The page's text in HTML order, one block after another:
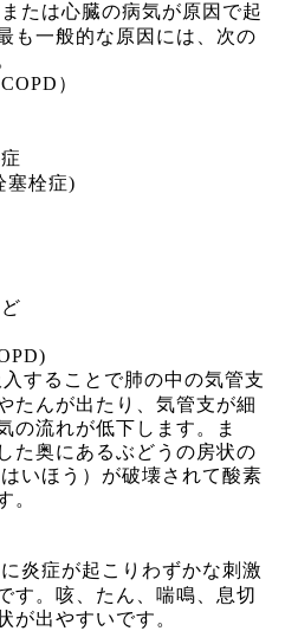
たは心臓の病気が原因で起
も一般的な原因には、次の
COPD ）
塞栓症)
することで肺の中の気管支
たんが出たり、気管支が細
の流れが低下します。ま
た奥にあるぶどうの房状の
いほう）が破壊されて酸素
。
炎症が起こりわずかな刺激
す。咳、たん、喘鳴、息切
が出やすいです。